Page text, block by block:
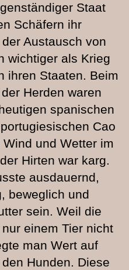
Staat
Schäfern ihr
Austausch von
wichtiger als Krieg
ihren Staaten. Beim
Herden waren
spanischen
Cao
und Wetter im
Hirten war karg.
ausdauernd,
beweglich und
sein. Weil die
einem Tier nicht
man Wert auf
Hunden. Diese